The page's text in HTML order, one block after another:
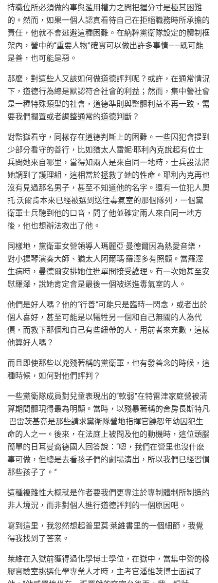
持職位所必須做的事與濫用權力之間把握分寸是極其困難
的。然而，如果一個人認真看待自己在拒絕職務時所承擔的
責任，他就不會逃避這種困難。在納粹黨衛隊設定的體制框
架內，營中的“重要人物”確實可以做出許多事情——既可能
是善，也可能是惡。
那麽，對這些人又該如何做道德評判呢？或許，在通常情況
下，道德行為總是默認符合社會的利益；然而，集中營社會
是一種特殊類型的社會，道德準則與整體利益不再一致，需
要我們擱置或者調整通常的道德判斷？
對監獄看守，同樣存在道德判斷上的困難。一些囚犯會提到
少部分看守的善行，比如猶太人雷妮·耶利內克說起有位士
兵問她來自哪里，當得知兩人是來自同一地時，士兵設法將
她調到了護理組，這相當於拯救了她的性命。耶利內克再也
沒有見過那名男子，甚至不知道他的名字。還有一位犯人奧
托·沃爾肯本來已經被選到送往毒氣室的那個隊列，一個黨
衛軍士兵聽到他的口音，問了他並確定兩人來自同一地方
後，他也想辦法救出了他。
同樣地，黨衛軍女營領導人瑪麗亞·曼德爾因為熱愛音樂，
對小提琴演奏大師、猶太人阿爾瑪·羅澤多有照顧。當羅澤
生病時，曼德爾安排她住進單間接受護理。有一次她甚至安
慰羅澤，說她肯定會是最後一個被送進毒氣室的人。
他們是好人嗎？他的“行善”可能只是臨時一閃念，或者出於
個人喜好，甚至可能是以犧牲另一個和自己無關的人為代
價，而救下那個和自己有些紐帶的人，用前者來充數，這樣
他算好人嗎？
而且即使那些以兇殘著稱的黨衛軍，也有發善念的時候，這
種時候，如何對他們評判？
一些黨衛隊成員對兒童表現出的“軟弱”在特雷津家庭營被清
算期間體現得最為明顯。當時，以殘暴著稱的舍房長斯特凡
·巴雷茨基竟是那些請求黨衛隊營地指揮官饒恕年幼囚犯生
命的人之一。後來，在法庭上被問及他的動機時，這位頭腦
簡單的日耳曼裔德國人回答說：“嗯，我們在營里也沒什麽
事可做，但總是去看孩子們的劇場演出，所以我們已經習慣
那些孩子了。”
這種複雜性大概就是作者要我們更專注於專制體制所制造的
非人境況，而非對個人進行道德評判的一個原因吧。
寫到這里，我忽然想起普里莫·萊維書里的一個細節，我覺
得我找到了答案。
萊維在入獄前獲得過化學博士學位，在獄中，當集中營的橡
膠實驗室挑選化學專業人才時，主考官潘維茨博士面試了